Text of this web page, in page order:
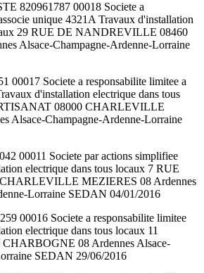
820961787 00018 Societe a
unique 4321A Travaux d'installation
29 RUE DE NANDREVILLE 08460
Alsace-Champagne-Ardenne-Lorraine
00017 Societe a responsabilite limitee a
d'installation electrique dans tous
08000 CHARLEVILLE
Alsace-Champagne-Ardenne-Lorraine
00011 Societe par actions simplifiee
electrique dans tous locaux 7 RUE
MEZIERES 08 Ardennes
Lorraine SEDAN 04/01/2016
00016 Societe a responsabilite limitee
electrique dans tous locaux 11
08 Ardennes Alsace-
SEDAN 29/06/2016